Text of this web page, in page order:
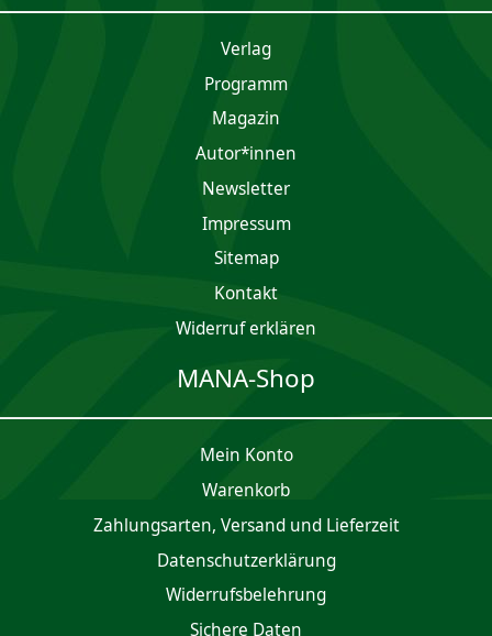
Verlag
Programm
Magazin
Autor*innen
Newsletter
Impres­sum
Sitemap
Kontakt
Widerruf erklären
MANA-Shop
Mein Konto
Waren­korb
Zahlungsarten, Versand und Lieferzeit
Daten­schutz­er­klärung
Widerrufsbelehrung
Sichere Daten